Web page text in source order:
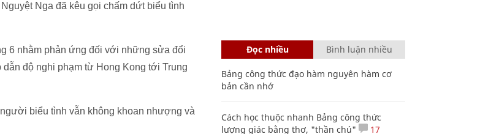
Nga đã kêu gọi chấm dứt biểu tình
6 nhằm phản ứng đối với những sửa đổi
độ nghi phạm từ Hong Kong tới Trung
biểu tình vẫn không khoan nhượng và
Đọc nhiều Bình luận nhiều
Bảng công thức đạo hàm nguyên hàm cơ
bản cần nhớ
Cách học thuộc nhanh Bảng công thức
lượng giác bằng thơ, "thần chú"
17